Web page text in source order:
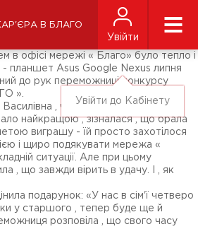
В БЛАГО
Увійти
Увійти до Кабінету
в офісі мережі « Благо» було тепло і
- планшет Asus Google Nexus липня
до рук переможниці конкурсу
».
, чию розповідь
найкращою , зізналася , що брала
виграшу - їй просто захотілося
і щиро подякувати мережа «
ситуації. Але при цьому
, що завжди вірить в удачу. І , як
подарунок: «У нас в сім'ї четверо
у старшого , тепер буде ще й
розповіла , що свого часу